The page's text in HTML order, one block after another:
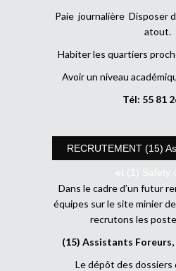
Paie journalière Disposer
atout.
Habiter les quartiers
Avoir un niveau
Tél: 55 81
RECRUTEMENT (15)
et (1) Safety
Dans le cadre d’un futur
équipes sur le site minier de
recrutons les
(15) Assistants
Le dépôt des dossiers